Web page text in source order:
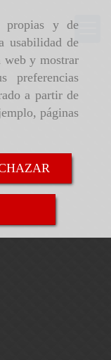
propias y de
usabilidad de
web y mostrar
preferencias
a partir de
páginas